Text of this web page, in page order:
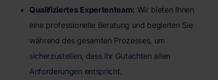
Qualifiziertes Expertenteam: Wir bieten Ihnen
eine professionelle Beratung und begleiten Sie
während des gesamten Prozesses, um
sicherzustellen, dass Ihr Gutachten allen
Anforderungen entspricht.